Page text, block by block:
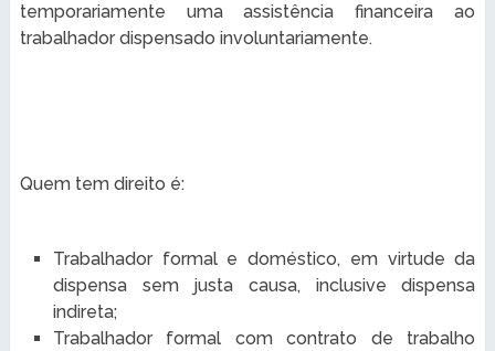
temporariamente uma assistência financeira ao
trabalhador dispensado involuntariamente.
Quem tem direito é:
Trabalhador formal e doméstico, em virtude da
dispensa sem justa causa, inclusive dispensa
indireta;
Trabalhador formal com contrato de trabalho